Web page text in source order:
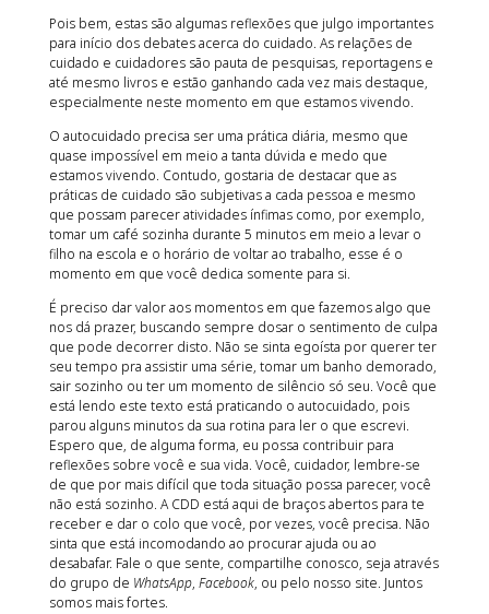
Pois bem, estas são algumas reflexões que julgo importantes
para início dos debates acerca do cuidado. As relações de
cuidado e cuidadores são pauta de pesquisas, reportagens e
até mesmo livros e estão ganhando cada vez mais destaque,
especialmente neste momento em que estamos vivendo.
O autocuidado precisa ser uma prática diária, mesmo que
quase impossível em meio a tanta dúvida e medo que
estamos vivendo. Contudo, gostaria de destacar que as
práticas de cuidado são subjetivas a cada pessoa e mesmo
que possam parecer atividades ínfimas como, por exemplo,
tomar um café sozinha durante 5 minutos em meio a levar o
filho na escola e o horário de voltar ao trabalho, esse é o
momento em que você dedica somente para si.
É preciso dar valor aos momentos em que fazemos algo que
nos dá prazer, buscando sempre dosar o sentimento de culpa
que pode decorrer disto. Não se sinta egoísta por querer ter
seu tempo pra assistir uma série, tomar um banho demorado,
sair sozinho ou ter um momento de silêncio só seu. Você que
está lendo este texto está praticando o autocuidado, pois
parou alguns minutos da sua rotina para ler o que escrevi.
Espero que, de alguma forma, eu possa contribuir para
reflexões sobre você e sua vida. Você, cuidador, lembre-se
de que por mais difícil que toda situação possa parecer, você
não está sozinho. A CDD está aqui de braços abertos para te
receber e dar o colo que você, por vezes, você precisa. Não
sinta que está incomodando ao procurar ajuda ou ao
desabafar. Fale o que sente, compartilhe conosco, seja através
do grupo de WhatsApp, Facebook, ou pelo nosso site. Juntos
somos mais fortes.